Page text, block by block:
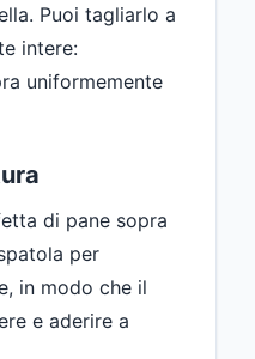
Puoi tagliarlo a
intere:
uniformemente
di pane sopra
per
in modo che il
e aderire a